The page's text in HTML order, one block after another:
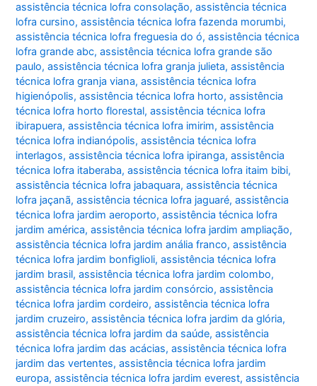
assistência técnica lofra consolação,assistência técnica
lofra cursino,assistência técnica lofra fazenda morumbi,
assistência técnica lofra freguesia do ó,assistência técnica
lofra grande abc,assistência técnica lofra grande são
paulo,assistência técnica lofra granja julieta,assistência
técnica lofra granja viana,assistência técnica lofra
higienópolis,assistência técnica lofra horto,assistência
técnica lofra horto florestal,assistência técnica lofra
ibirapuera,assistência técnica lofra imirim,assistência
técnica lofra indianópolis,assistência técnica lofra
interlagos,assistência técnica lofra ipiranga,assistência
técnica lofra itaberaba,assistência técnica lofra itaim bibi,
assistência técnica lofra jabaquara,assistência técnica
lofra jaçanã,assistência técnica lofra jaguaré,assistência
técnica lofra jardim aeroporto,assistência técnica lofra
jardim américa,assistência técnica lofra jardim ampliação,
assistência técnica lofra jardim anália franco,assistência
técnica lofra jardim bonfiglioli,assistência técnica lofra
jardim brasil,assistência técnica lofra jardim colombo,
assistência técnica lofra jardim consórcio,assistência
técnica lofra jardim cordeiro,assistência técnica lofra
jardim cruzeiro,assistência técnica lofra jardim da glória,
assistência técnica lofra jardim da saúde,assistência
técnica lofra jardim das acácias,assistência técnica lofra
jardim das vertentes,assistência técnica lofra jardim
europa,assistência técnica lofra jardim everest,assistência